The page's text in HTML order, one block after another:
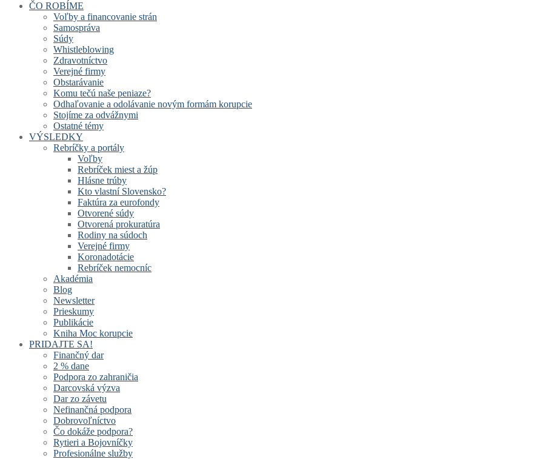
ČO ROBÍME
Voľby a financovanie strán
Samospráva
Súdy
Whistleblowing
Zdravotníctvo
Verejné firmy
Obstarávanie
Komu tečú naše peniaze?
Odhaľovanie a odolávanie novým formám korupcie
Stojíme za odvážnymi
Ostatné témy
VÝSLEDKY
Rebríčky a portály
Voľby
Rebríček miest a žúp
Hlásne trúby
Kto vlastní Slovensko?
Faktúra za eurofondy
Otvorené súdy
Otvorená prokuratúra
Rodiny na súdoch
Verejné firmy
Koronadotácie
Rebríček nemocníc
Akadémia
Blog
Newsletter
Prieskumy
Publikácie
Kniha Moc korupcie
PRIDAJTE SA!
Finančný dar
2 % dane
Podpora zo zahraničia
Darcovská výzva
Dar zo závetu
Nefinančná podpora
Dobrovoľníctvo
Čo dokáže podpora?
Rytieri a Bojovníčky
Profesionálne služby